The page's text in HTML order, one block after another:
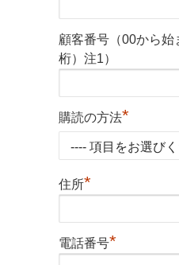
顧客番号（00から始
桁）注1）
購読の方法*
住所*
電話番号*